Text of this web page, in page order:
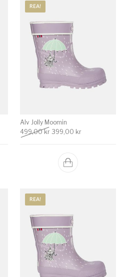
var: 499,00 kr.
priset är: 399,00 kr.
REA!
Alv Jolly Moomin
499,00kr Det ursprungliga priset
399,00 krDet
REA!